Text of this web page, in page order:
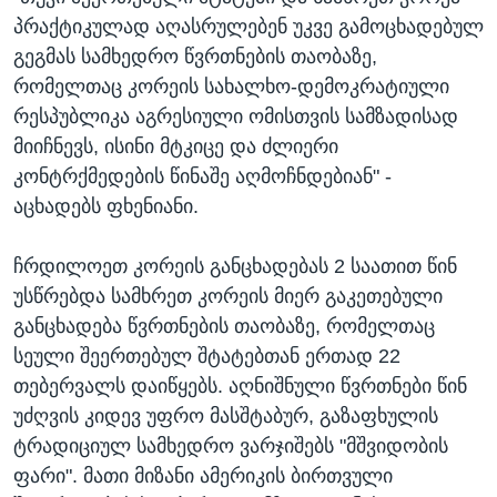
პრაქტიკულად აღასრულებენ უკვე გამოცხადებულ
გეგმას სამხედრო წვრთნების თაობაზე,
რომელთაც კორეის სახალხო-დემოკრატიული
რესპუბლიკა აგრესიული ომისთვის სამზადისად
მიიჩნევს, ისინი მტკიცე და ძლიერი
კონტრქმედების წინაშე აღმოჩნდებიან" -
აცხადებს ფხენიანი.
ჩრდილოეთ კორეის განცხადებას 2 საათით წინ
უსწრებდა სამხრეთ კორეის მიერ გაკეთებული
განცხადება წვრთნების თაობაზე, რომელთაც
სეული შეერთებულ შტატებთან ერთად 22
თებერვალს დაიწყებს. აღნიშნული წვრთნები წინ
უძღვის კიდევ უფრო მასშტაბურ, გაზაფხულის
ტრადიციულ სამხედრო ვარჯიშებს "მშვიდობის
ფარი". მათი მიზანი ამერიკის ბირთვული